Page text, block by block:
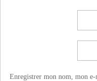
Enregistrer mon nom, mon